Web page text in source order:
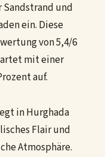
Sandstrand und
ein. Diese
von 5,4/6
mit einer
auf.
in Hurghada
Flair und
Atmosphäre.